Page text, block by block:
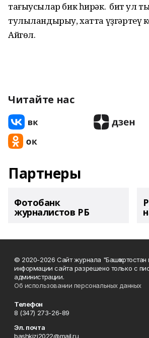
тағыусылар бик һирәк. Ә бит ул
тулыландырыу, хатта үҙгәртеү
Айгөл.
Читайте нас
Партнеры
Фотобанк
журналистов РБ
© 2020-2026 Сайт журнала "Башҡортостан
информации сайта разрешено только с
администрации.
Об использовании персональных данных
Телефон
8 (347) 273-26-89
Эл. почта
bashkizi2022@mail.ru